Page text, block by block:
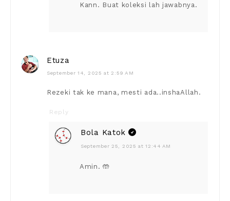
Kann. Buat koleksi lah jawabnya.
Etuza
September 14, 2025 at 2:59 AM
Rezeki tak ke mana, mesti ada..inshaAllah.
Reply
Bola Katok
September 25, 2025 at 12:44 AM
Amin. 🤲